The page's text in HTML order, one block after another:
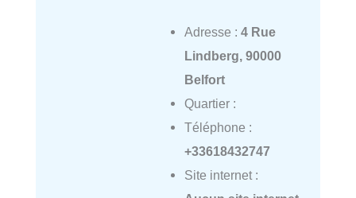
Adresse : 4 Rue
Lindberg, 90000
Belfort
Quartier :
Téléphone :
+33618432747
Site internet :